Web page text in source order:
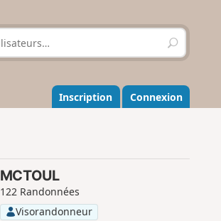
R
e
h
e
r
r
Inscription Connexion
MCTOUL
122 Randonnées
Visorandonneur